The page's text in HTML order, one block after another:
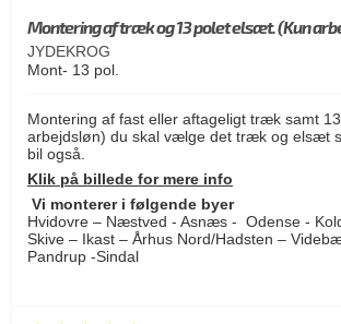
Montering af træk og 13 polet elsæt. (Kun
JYDEKROG
Mont- 13 pol.
Montering af fast eller aftageligt træk samt
arbejdsløn) du skal vælge det træk og elsæt
bil også.
Klik på billede for mere info
Vi monterer i følgende byer
Hvidovre – Næstved - Asnæs - Odense -
Skive – Ikast – Århus Nord/Hadsten –
Pandrup -Sindal